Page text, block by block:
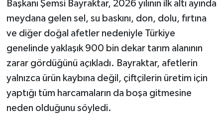
Başkanı Şemsi Bayraktar, 2026 yılının ilk altı ayında
meydana gelen sel, su baskını, don, dolu, fırtına
ve diğer doğal afetler nedeniyle Türkiye
genelinde yaklaşık 900 bin dekar tarım alanının
zarar gördüğünü açıkladı. Bayraktar, afetlerin
yalnızca ürün kaybına değil, çiftçilerin üretim için
yaptığı tüm harcamaların da boşa gitmesine
neden olduğunu söyledi.